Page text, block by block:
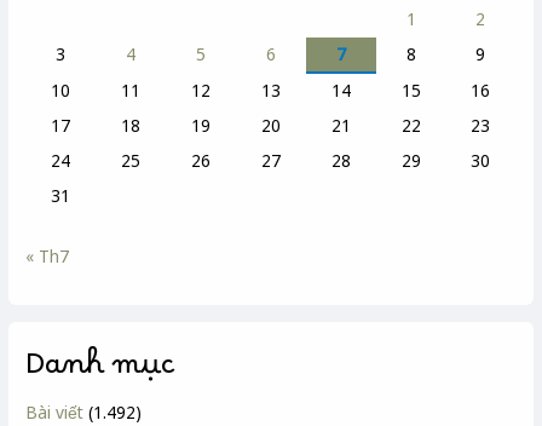
1
2
3
4 5 6 7 8
9
10
11 12 13 14 15
16
17
18 19 20 21 22
23
24
25 26 27 28 29
30
31
« Th7
Danh mục
Bài viết (1.492)